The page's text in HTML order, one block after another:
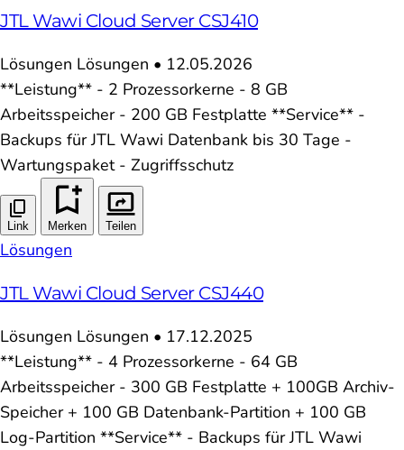
JTL Wawi Cloud Server CSJ410
Lösungen Lösungen • 12.05.2026
**Leistung** - 2 Prozessorkerne - 8 GB
Arbeitsspeicher - 200 GB Festplatte **Service** -
Backups für JTL Wawi Datenbank bis 30 Tage -
Wartungspaket - Zugriffsschutz
Link Merken Teilen
Lösungen
JTL Wawi Cloud Server CSJ440
Lösungen Lösungen • 17.12.2025
**Leistung** - 4 Prozessorkerne - 64 GB
Arbeitsspeicher - 300 GB Festplatte + 100GB Archiv-
Speicher + 100 GB Datenbank-Partition + 100 GB
Log-Partition **Service** - Backups für JTL Wawi